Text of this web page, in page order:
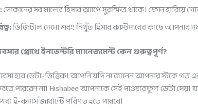
দোকানের সব মালের হিসাব অ্যাপে সুরক্ষিত থাকে। ফোন হারিয়ে
ডিজিটাল মেমো এবং নিখুঁত হিসাব কাস্টমারের কাছে আপনার
গ্রোথে ইনভেন্টরি ম্যানেজমেন্ট কেন গুরুত্বপূর্ণ?
হবে ডেটা-ভিত্তিক। আপনি যদি না জানেন আপনার স্টকে
পারবেন না। Hishabee আপনাকে সেই পাওয়ারফুল ডেটা
ই-কমার্স জায়ান্টে পরিণত হতে পারবে।